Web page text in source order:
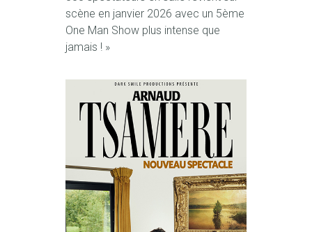
scène en janvier 2026 avec un 5ème
One Man Show plus intense que
jamais ! »